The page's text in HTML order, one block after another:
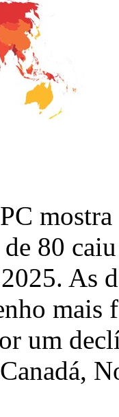
80
As
mais
um